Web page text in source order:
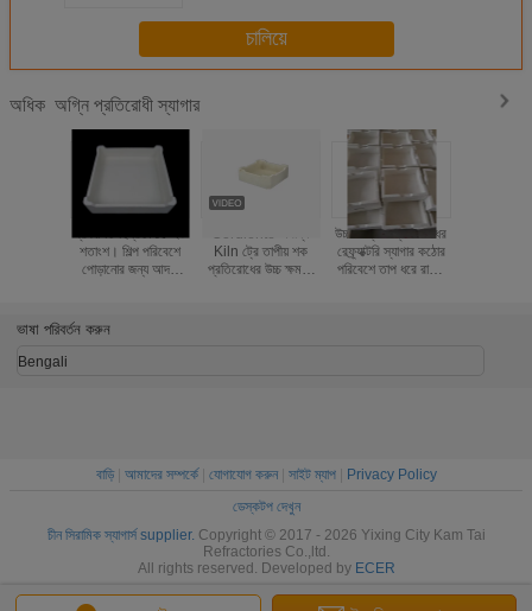
চালিয়ে
অধিক অগ্নি প্রতিরোধী স্যাগার
প্রকাশিত ছিদ্রতা ১৫-২০
শতাংশ। শিল্প পরিবেশে
পোড়ানোর জন্য আদর্শ
Cordierite অবাধ্য
Kiln ট্রে তাপীয় শক
প্রতিরোধের উচ্চ ক্ষমতা
উচ্চ আর্দ্রতা প্রতিরোধের
রেফ্র্যাক্টরি স্যাগার কঠোর
পরিবেশে তাপ ধরে রাখার
ভাষা পরিবর্তন করুন
Bengali
বাড়ি| আমাদের সম্পর্কে| যোগাযোগ করুন| সাইট ম্যাপ|
Privacy Policy
ডেস্কটপ দেখুন
চীন সিরামিক স্যাগার্স supplier. Copyright © 2017 - 2026 Yixing City Kam Tai
Refractories Co.,ltd.
All rights reserved. Developed by ECER